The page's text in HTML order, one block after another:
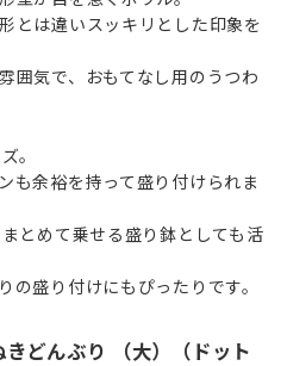
とは違いスッキリとした印象を
囲気で、おもてなし用のうつわ
。
も余裕を持って盛り付けられま
とめて乗せる盛り鉢としても活
の盛り付けにもぴったりです。
どんぶり （大）（ドット